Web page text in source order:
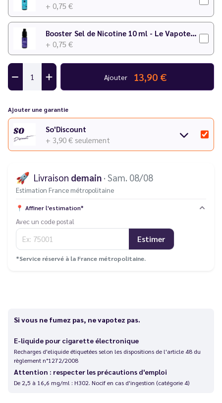
+ 0,75 €
Booster Sel de Nicotine 10 ml - Le Vapoteur Discount
+ 0,75 €
Ajouter 13,90 €
Ajouter une garantie
So'Discount
+ 3,90 € seulement
🚀 Livraison demain · Sam. 08/08
Estimation France métropolitaine
📍 Affiner l'estimation*
Avec un code postal
Estimer
*Service réservé à la France métropolitaine.
Si vous ne fumez pas, ne vapotez pas.
E-liquide pour cigarette électronique
Recharges d'eliquide étiquetées selon les dispositions de l'article 48 du
règlement n°1272/2008
Attention : respecter les précautions d'emploi
De 2,5 à 16,6 mg/ml : H302. Nocif en cas d'ingestion (catégorie 4)